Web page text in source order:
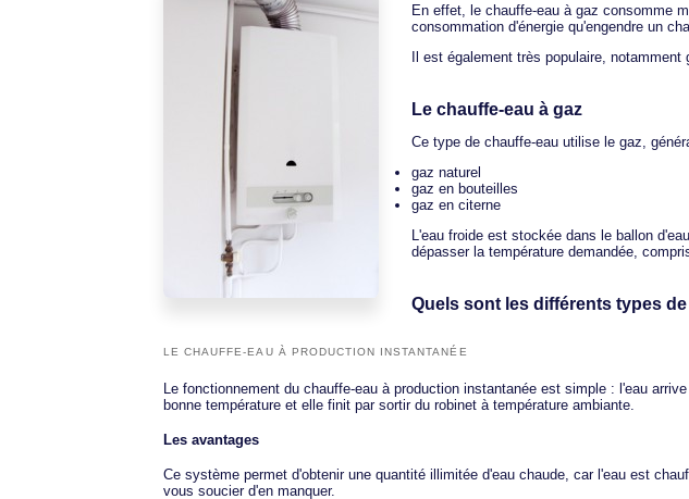
En effet, le chauffe-eau à gaz consomme
consommation d'énergie qu'engendre un
Il est également très populaire,
Le chauffe-eau à gaz
Ce type de chauffe-eau utilise le gaz,
gaz naturel
gaz en bouteilles
gaz en citerne
L'eau froide est stockée dans le ballon
dépasser la température demandée,
Quels sont les différents types
LE CHAUFFE-EAU À PRODUCTION INSTANTANÉE
Le fonctionnement du chauffe-eau à production instantanée est simple : l'eau
bonne température et elle finit par sortir du robinet à température ambiante.
Les avantages
Ce système permet d'obtenir une quantité illimitée d'eau chaude, car l'eau est
vous soucier d'en manquer.